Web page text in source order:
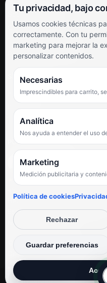
Soporte al cliente
Contacto
Términos y condiciones
Preguntas frecuentes
SÍGUENOS
Facebook
TikTok
PUNTUACIÓN DE 4,6 SOBRE
★★★★★
Hemos comprado en varias
Espectacular, servicio de 10.»
Iván Rodríguez Ramos
© Electrodirecto 2026
Tu privacidad, bajo
Usamos cookies técnicas
correctamente. Con tu
marketing para mejorar la
personalizar contenidos.
Necesarias
Imprescindibles para carrito,
Analítica
Nos ayuda a entender el uso
Marketing
Medición publicitaria y
Política de cookies
Rechazar
Guardar preferencias
Privacidad